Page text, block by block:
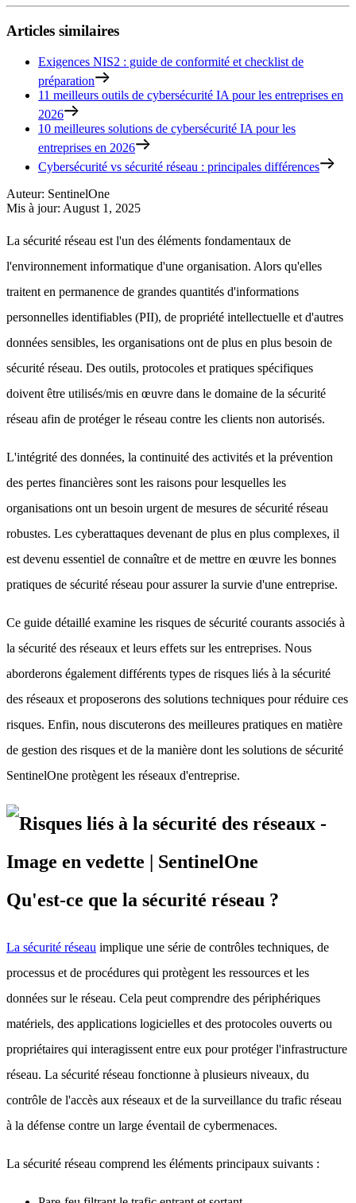
Articles similaires
Exigences NIS2 : guide de conformité et checklist de
préparation
11 meilleurs outils de cybersécurité IA pour les entreprises en
2026
10 meilleures solutions de cybersécurité IA pour les
entreprises en 2026
Cybersécurité vs sécurité réseau : principales différences
Auteur: SentinelOne
Mis à jour: August 1, 2025
La sécurité réseau est l'un des éléments fondamentaux de
l'environnement informatique d'une organisation. Alors qu'elles
traitent en permanence de grandes quantités d'informations
personnelles identifiables (PII), de propriété intellectuelle et d'autres
données sensibles, les organisations ont de plus en plus besoin de
sécurité réseau. Des outils, protocoles et pratiques spécifiques
doivent être utilisés/mis en œuvre dans le domaine de la sécurité
réseau afin de protéger le réseau contre les clients non autorisés.
L'intégrité des données, la continuité des activités et la prévention
des pertes financières sont les raisons pour lesquelles les
organisations ont un besoin urgent de mesures de sécurité réseau
robustes. Les cyberattaques devenant de plus en plus complexes, il
est devenu essentiel de connaître et de mettre en œuvre les bonnes
pratiques de sécurité réseau pour assurer la survie d'une entreprise.
Ce guide détaillé examine les risques de sécurité courants associés à
la sécurité des réseaux et leurs effets sur les entreprises. Nous
aborderons également différents types de risques liés à la sécurité
des réseaux et proposerons des solutions techniques pour réduire ces
risques. Enfin, nous discuterons des meilleures pratiques en matière
de gestion des risques et de la manière dont les solutions de sécurité
SentinelOne protègent les réseaux d'entreprise.
Qu'est-ce que la sécurité réseau ?
La sécurité réseau implique une série de contrôles techniques, de
processus et de procédures qui protègent les ressources et les
données sur le réseau. Cela peut comprendre des périphériques
matériels, des applications logicielles et des protocoles ouverts ou
propriétaires qui interagissent entre eux pour protéger l'infrastructure
réseau. La sécurité réseau fonctionne à plusieurs niveaux, du
contrôle de l'accès aux réseaux et de la surveillance du trafic réseau
à la défense contre un large éventail de cybermenaces.
La sécurité réseau comprend les éléments principaux suivants :